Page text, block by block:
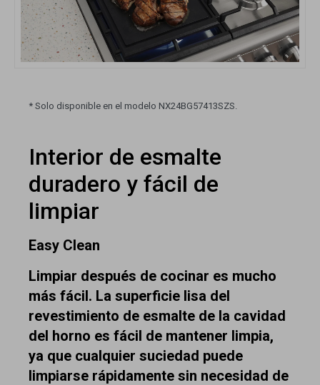
* Solo disponible en el modelo NX24BG57413SZS.
Interior de esmalte
duradero y fácil de
limpiar
Easy Clean
Limpiar después de cocinar es mucho
más fácil. La superficie lisa del
revestimiento de esmalte de la cavidad
del horno es fácil de mantener limpia,
ya que cualquier suciedad puede
limpiarse rápidamente sin necesidad de